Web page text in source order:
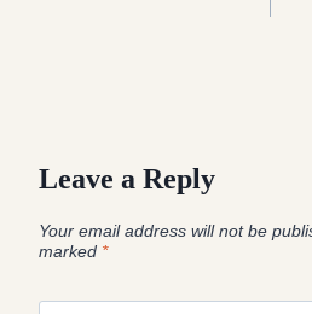
Leave a Reply
Your email address will not be
marked *